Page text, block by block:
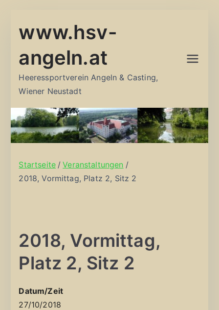
Inhalt
www.hsv-
angeln.at
Heeressportverein Angeln & Casting,
Wiener Neustadt
Startseite
Veranstaltungen
2018, Vormittag, Platz 2, Sitz 2
2018, Vormittag,
Platz 2, Sitz 2
Datum/Zeit
27/10/2018